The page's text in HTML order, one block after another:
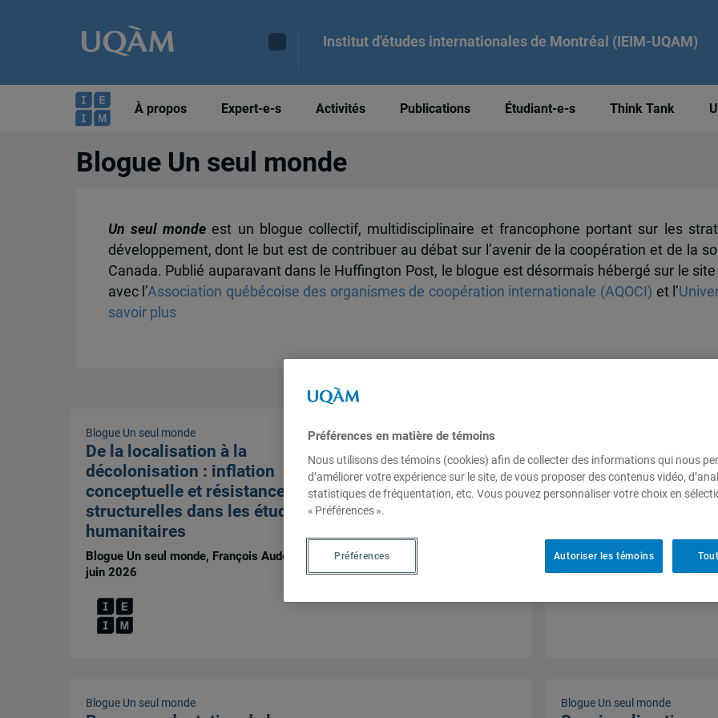
Institut d'études internationales de Montréal (IEIM-UQAM)
À propos Expert-e-s Activités Publications Étudiant-e-s Think Tank
Blogue Un seul monde
Un seul monde est un blogue collectif, multidisciplinaire et francophone portant sur les
développement, dont le but est de contribuer au débat sur l’avenir de la coopération et de la
Canada. Publié auparavant dans le Huffington Post, le blogue est désormais hébergé sur le site
avec l’Association québécoise des organismes de coopération internationale (AQOCI) et l’
savoir plus
Blogue Un seul monde
De la localisation à la
décolonisation : inflation
conceptuelle et résistances
structurelles dans les études
humanitaires
Blogue Un seul monde, François Audet, 15
juin 2026
Victoire syndicale :
internationale de
consacre la
Blogue Un seul monde,
Clément, 8 juin 2026
Blogue Un seul monde Blogue Un seul monde
Préférences en matière de témoins
Nous utilisons des témoins (cookies) afin de collecter des informations qui nous
d’améliorer votre expérience sur le site, de vous proposer des contenus vidéo,
statistiques de fréquentation, etc. Vous pouvez personnaliser votre choix en
« Préférences ».
Autoriser les témoins
Préférences